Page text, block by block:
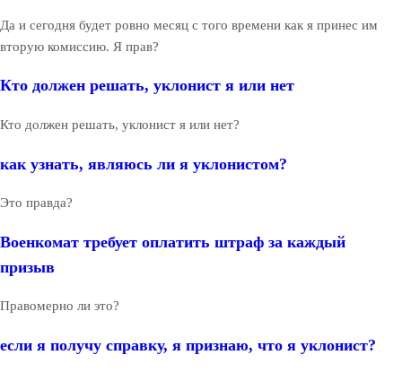
Да и сегодня будет ровно месяц с того времени как я принес им
вторую комиссию. Я прав?
Кто должен решать, уклонист я или нет
Кто должен решать, уклонист я или нет?
как узнать, являюсь ли я уклонистом?
Это правда?
Военкомат требует оплатить штраф за каждый
призыв
Правомерно ли это?
если я получу справку, я признаю, что я уклонист?